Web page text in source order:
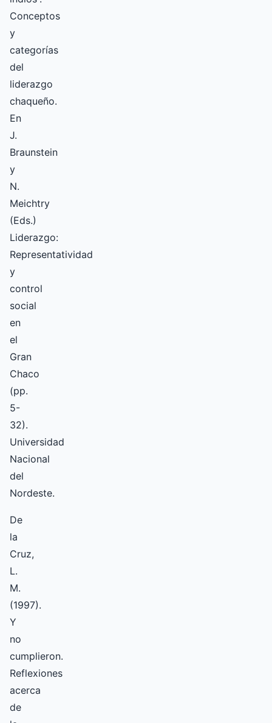
Conceptos
y
categorías
del
liderazgo
chaqueño.
En
J.
Braunstein
y
N.
Meichtry
(Eds.)
Liderazgo:
Representatividad
y
control
social
en
el
Gran
Chaco
(pp.
5-
32).
Universidad
Nacional
del
Nordeste.
De
la
Cruz,
L.
M.
(1997).
Y
no
cumplieron.
Reflexiones
acerca
de